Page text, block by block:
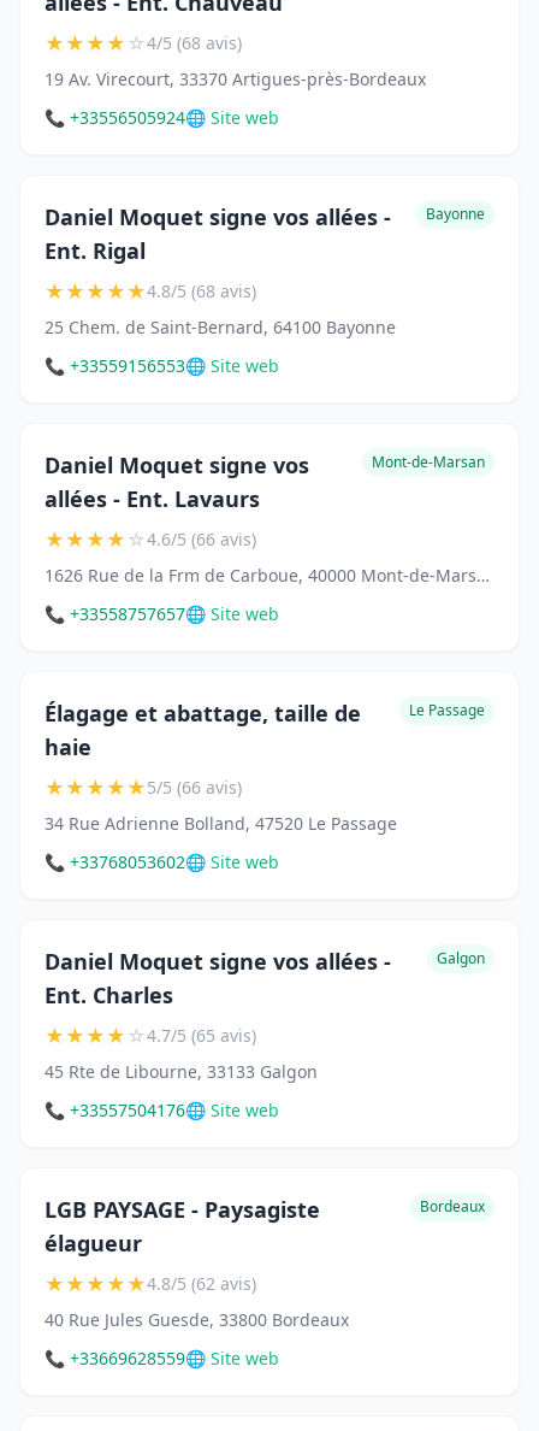
★★★★☆4/5 (68 avis)
19 Av. Virecourt, 33370 Artigues-près-Bordeaux
📞 +33556505924🌐 Site web
Daniel Moquet signe vos allées -
Ent. Rigal
Bayonne
★★★★★4.8/5 (68 avis)
25 Chem. de Saint-Bernard, 64100 Bayonne
📞 +33559156553🌐 Site web
Daniel Moquet signe vos
allées - Ent. Lavaurs
Mont-de-Marsan
★★★★☆4.6/5 (66 avis)
1626 Rue de la Frm de Carboue, 40000 Mont-de-Marsan
📞 +33558757657🌐 Site web
Élagage et abattage, taille de
haie
Le Passage
★★★★★5/5 (66 avis)
34 Rue Adrienne Bolland, 47520 Le Passage
📞 +33768053602🌐 Site web
Daniel Moquet signe vos allées -
Ent. Charles
Galgon
★★★★☆4.7/5 (65 avis)
45 Rte de Libourne, 33133 Galgon
📞 +33557504176🌐 Site web
LGB PAYSAGE - Paysagiste
élagueur
Bordeaux
★★★★★4.8/5 (62 avis)
40 Rue Jules Guesde, 33800 Bordeaux
📞 +33669628559🌐 Site web